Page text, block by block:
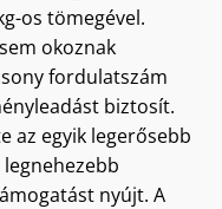
os tömegével.
okoznak
fordulatszám
biztosít.
az egyik legerősebb
nyújt. A